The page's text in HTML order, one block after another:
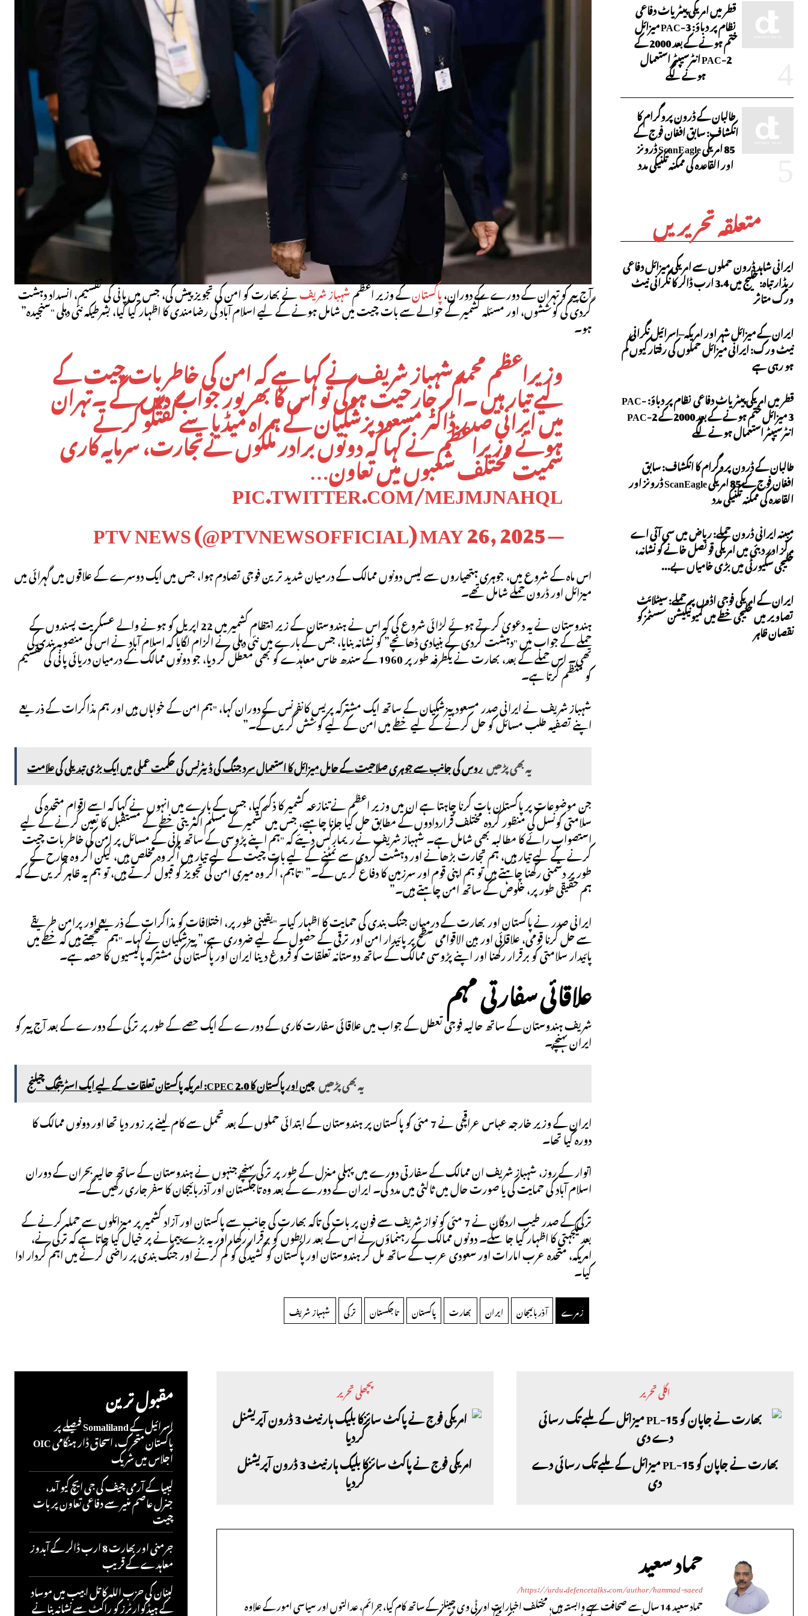
قطر میں امریکی پیٹریاٹ دفاعی
نظام پر دباؤ: PAC-3 میزائل
ختم ہونے کے بعد 2000 کے
PAC-2 انٹرسیپٹر استعمال
ہونے لگے
طالبان کے ڈرون پروگرام کا
انکشاف: سابق افغان فوج کے
85 امریکی ScanEagle ڈرونز
اور القاعدہ کی ممکنہ تکنیکی مدد
متعلقہ تحریریں
ایرانی شاہد ڈرون حملوں سے امریکی میزائل دفاعی
ریڈار تباہ: خلیج میں 3.4 ارب ڈالر کا نگرانی نیٹ
ورک متاثر
ایران کے میزائل شہر اور امریکہ–اسرائیل نگرانی
نیٹ ورک: ایرانی میزائل حملوں کی رفتار کیوں کم
ہو رہی ہے
قطر میں امریکی پیٹریاٹ دفاعی نظام پر دباؤ: PAC-
3 میزائل ختم ہونے کے بعد 2000 کے PAC-2
انٹرسیپٹر استعمال ہونے لگے
طالبان کے ڈرون پروگرام کا انکشاف: سابق
افغان فوج کے 85 امریکی ScanEagle ڈرونز اور
القاعدہ کی ممکنہ تکنیکی مدد
مبینہ ایرانی ڈرون حملے: ریاض میں سی آئی اے
مرکز اور دبئی میں امریکی قونصل خانے کو نشانہ،
خلیجی سکیورٹی میں بڑی خامیاں بے...
ایران کے امریکی فوجی اڈوں پر حملے: سیٹلائٹ
تصاویر میں خلیجی خطے میں کمیونیکیشن سسٹمز کو
نقصان ظاہر
آج پیر کو تہران کے دورے کے دوران،پاکستانکے وزیر اعظمشہباز شریفنے بھارت کو امن کی تجویز پیش کی، جس میں پانی کی تقسیم، انسداد دہشت
گردی کی کوششوں، اور مسئلہ کشمیر کے حوالے سے بات چیت میں شامل ہونے کے لیے اسلام آباد کی رضامندی کا اظہار کیا گیا، بشرطیکہ نئی دہلی "سنجیدہ”
ہو۔
وزیراعظم محمد شہباز شریف نے کہا ہے کہ امن کی خاطر بات چیت کے
لیے تیار ہیں ۔اگر جارحیت ہوگی تو اس کا بھرپور جواب دیں گے ۔تہران
میں ایرانی صدر ڈاکٹر مسعودپزشکیان کے ہمراہ میڈیا سے گفتگو کرتے
ہوئے وزیراعظم نے کہا کہ دونوں برادر ملکوں نےتجارت، سرمایہ کاری
سمیت مختلف شعبوں میں تعاون…
PIC.TWITTER.COM/MEJMJNAHQL
— PTV NEWS (@PTVNEWSOFFICIAL)
MAY 26, 2025
اس ماہ کے شروع میں، جوہری ہتھیاروں سے لیس دونوں ممالک کے درمیان شدید ترین فوجی تصادم ہوا، جس میں ایک دوسرے کے علاقوں میں گہرائی میں
میزائل اور ڈرون حملے شامل تھے۔
ہندوستان نے یہ دعویٰ کرتے ہوئے لڑائی شروع کی کہ اس نے ہندوستان کے زیر انتظام کشمیر میں 22 اپریل کو ہونے والے عسکریت پسندوں کے
حملے کے جواب میں "دہشت گردی کے بنیادی ڈھانچے” کو نشانہ بنایا، جس کے بارے میں نئی ​​دہلی نے الزام لگایا کہ اسلام آباد نے اس کی منصوبہ بندی کی
تھی۔ اس حملے کے بعد، بھارت نے یکطرفہ طور پر 1960 کے سندھ طاس معاہدے کو بھی معطل کر دیا، جو دونوں ممالک کے درمیان دریائی پانی کی تقسیم
کو منظم کرتا ہے۔
شہباز شریف نے ایرانی صدر مسعود پیزشکیان کے ساتھ ایک مشترکہ پریس کانفرنس کے دوران کہا، "ہم امن کے خواہاں ہیں اور ہم مذاکرات کے ذریعے
اپنے تصفیہ طلب مسائل کو حل کرنے کے لیے خطے میں امن کے لیے کوشش کریں گے۔”
یہ بھی پڑھیںروس کی جانب سے جوہری صلاحیت کے حامل میزائل کا استعمال سرد جنگ کی ڈیٹرنس کی حکمت عملی میں ایک بڑی تبدیلی کی علامت
جن موضوعات پر پاکستان بات کرنا چاہتا ہے ان میں وزیر اعظم نے تنازعہ کشمیر کا ذکر کیا، جس کے بارے میں انہوں نے کہا کہ اسے اقوام متحدہ کی
سلامتی کونسل کی منظور کردہ مختلف قراردادوں کے مطابق حل کیا جانا چاہیے، جس میں کشمیر کے مسلم اکثریتی خطے کے مستقبل کا تعین کرنے کے لیے
استصواب رائے کا مطالبہ بھی شامل ہے۔ شہباز شریف نے ریمارکس دیئے کہ "ہم اپنے پڑوسی کے ساتھ پانی کے مسائل پر امن کی خاطر بات چیت
کرنے کے لیے تیار ہیں، ہم تجارت بڑھانے اور دہشت گردی سے نمٹنے کے لیے بات چیت کے لیے تیار ہیں اگر وہ مخلص ہیں، لیکن اگر وہ جارح کے
طور پر دشمنی رکھنا چاہتے ہیں تو ہم اپنی قوم اور سرزمین کا دفاع کریں گے۔” "تاہم، اگر وہ میری امن کی تجویز کو قبول کرتے ہیں، تو ہم یہ ظاہر کریں گے کہ
ہم حقیقی طور پر، خلوص کے ساتھ امن چاہتے ہیں۔”
ایرانی صدر نے پاکستان اور بھارت کے درمیان جنگ بندی کی حمایت کا اظہار کیا۔ "یقینی طور پر، اختلافات کو مذاکرات کے ذریعے اور پرامن طریقے
سے حل کرنا قومی، علاقائی اور بین الاقوامی سطح پر پائیدار امن اور ترقی کے حصول کے لیے ضروری ہے،” پیزشکیان نے کہا۔ "ہم سمجھتے ہیں کہ خطے میں
پائیدار سلامتی کو برقرار رکھنا اور اپنے پڑوسی ممالک کے ساتھ دوستانہ تعلقات کو فروغ دینا ایران اور پاکستان کی مشترکہ پالیسیوں کا حصہ ہے۔
علاقائی سفارتی مہم
شریف ہندوستان کے ساتھ حالیہ فوجی تعطل کے جواب میں علاقائی سفارت کاری کے دورے کے ایک حصے کے طور پر ترکی کے دورے کے بعد آج پیر کو
ایران پہنچے۔
یہ بھی پڑھیںچین اور پاکستان کا CPEC 2.0: امریکہ پاکستان تعلقات کے لیے ایک اسٹریٹجک چیلنج
ایران کے وزیر خارجہ عباس عراقچی نے 7 مئی کو پاکستان پر ہندوستان کے ابتدائی حملوں کے بعد تحمل سے کام لینے پر زور دیا تھا اور دونوں ممالک کا
دورہ کیا تھا۔
اتوار کے روز، شہباز شریف ان ممالک کے سفارتی دورے میں پہلی منزل کے طور پر ترکی پہنچے جنہوں نے ہندوستان کے ساتھ حالیہ بحران کے دوران
اسلام آباد کی حمایت کی یا صورت حال میں ثالثی میں مدد کی۔ ایران کے دورے کے بعد وہ تاجکستان اور آذربائیجان کا سفر جاری رکھیں گے۔
ترکی کے صدر طیب اردگان نے 7 مئی کو نواز شریف سے فون پر بات کی تاکہ بھارت کی جانب سے پاکستان اور آزاد کشمیر پر میزائلوں سے حملہ کرنے کے
بعد یکجہتی کا اظہار کیا جا سکے۔ دونوں ممالک کے رہنماؤں نے اس کے بعد رابطوں کو برقرار رکھا، اور یہ بڑے پیمانے پر خیال کیا جاتا ہے کہ ترکی نے،
امریکہ، متحدہ عرب امارات اور سعودی عرب کے ساتھ مل کر ہندوستان اور پاکستان کو کشیدگی کو کم کرنے اور جنگ بندی پر راضی کرنے میں اہم کردار ادا
کیا۔
زمرے آذربائیجان ایران بھارت پاکستان تاجکستان ترکی شہباز شریف
پچھلی تحریر
امریکی فوج نے پاکٹ سائزکا بلیک ہارنیٹ 3 ڈرون آپریشنل
کردیا
اگلی تحریر
بھارت نے جاپان کو PL-15 میزائل کے ملبے تک رسائی دے
دی
حماد سعید
https://urdu.defencetalks.com/author/hammad-saeed/
حماد سعید 14 سال سے صحافت سے وابستہ ہیں، مختلف اخبارات اور ٹی وی چینلز کے ساتھ کام کیا، جرائم، عدالتوں اور سیاسی امور کے علاوہ
مقبول ترین
اسرائیل کے Somaliland فیصلے پر
پاکستان متحرک، اسحاق ڈار ہنگامی OIC
اجلاس میں شریک
لیبیا کے آرمی چیف کی جی ایچ کیو آمد،
جنرل عاصم منیر سے دفاعی تعاون پر بات
چیت
جرمنی اور بھارت 8 ارب ڈالر کے آبدوز
معاہدے کے قریب
لبنان کی حزب اللہ کا تل ابیب میں موساد
کے ہیڈکوارٹرز کو راکٹ سے نشانہ بنانے